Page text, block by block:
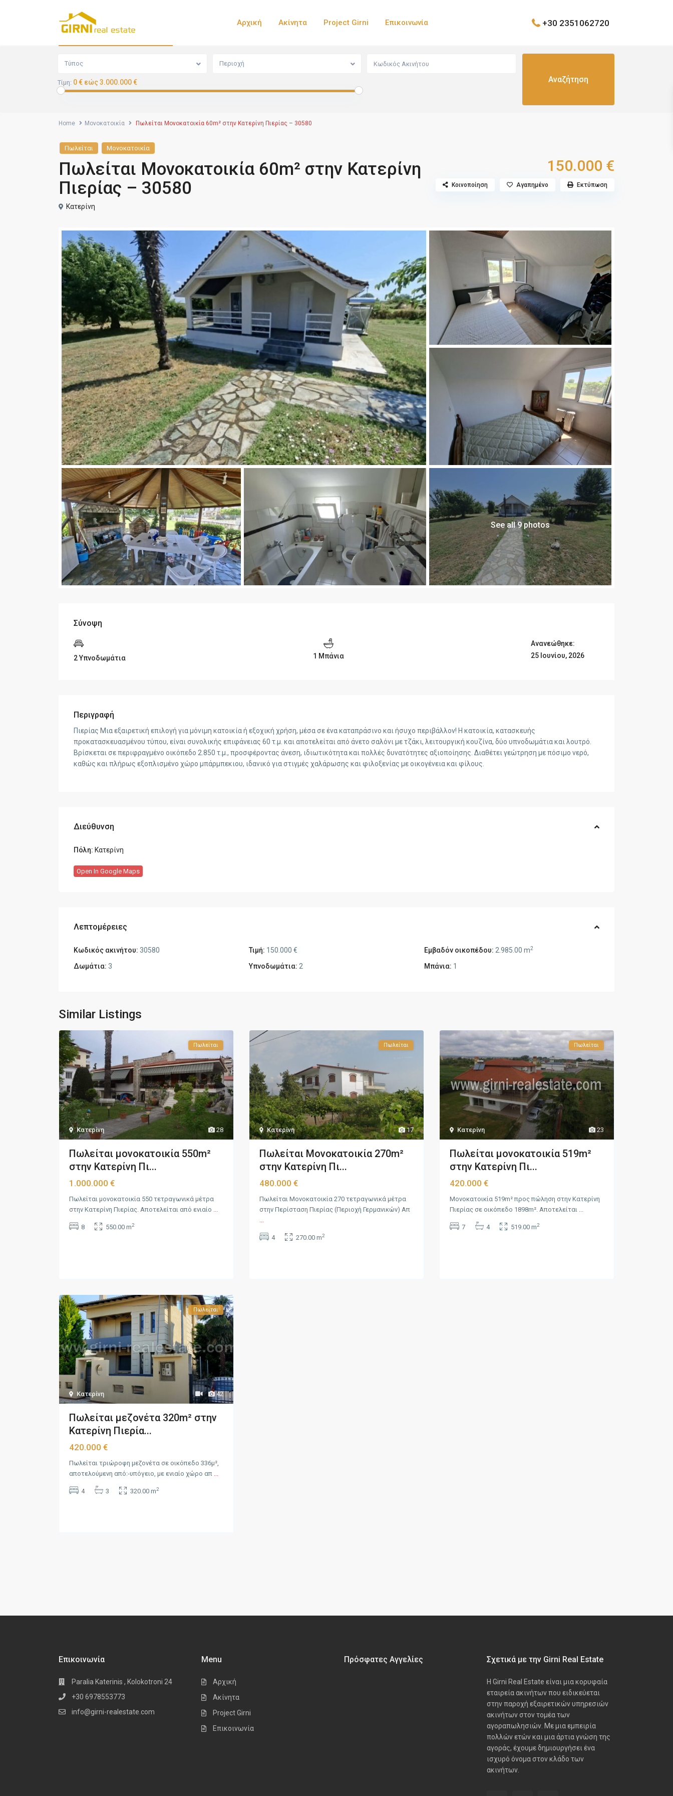
Αρχική Ακίνητα Project Girni Επικοινωνία +30 2351062720
Τύπος Περιοχή
Τίμη: 0 € εώς 3.000.000 €
Home Μονοκατοικία Πωλείται Μονοκατοικία 60m² στην Κατερίνη Πιερίας – 30580
Πωλείται Μονοκατοικία
Πωλείται Μονοκατοικία 60m² στην Κατερίνη
Πιερίας – 30580
150.000 €
Κατερίνη
Κοινοποίηση Αγαπημένο Εκτύπωση
See all 9 photos
Σύνοψη
2 Υπνοδωμάτια 1 Μπάνια
Ανανεώθηκε:
25 Ιουνίου, 2026
Περιγραφή
Πιερίας Μια εξαιρετική επιλογή για μόνιμη κατοικία ή εξοχική χρήση, μέσα σε ένα καταπράσινο και ήσυχο περιβάλλον! Η κατοικία, κατασκευής
προκατασκευασμένου τύπου, είναι συνολικής επιφάνειας 60 τ.μ. και αποτελείται από άνετο σαλόνι με τζάκι, λειτουργική κουζίνα, δύο υπνοδωμάτια και λουτρό.
Βρίσκεται σε περιφραγμένο οικόπεδο 2.850 τ.μ., προσφέροντας άνεση, ιδιωτικότητα και πολλές δυνατότητες αξιοποίησης. Διαθέτει γεώτρηση με πόσιμο νερό,
καθώς και πλήρως εξοπλισμένο χώρο μπάρμπεκιου, ιδανικό για στιγμές χαλάρωσης και φιλοξενίας με οικογένεια και φίλους.
Διεύθυνση
Πόλη: Κατερίνη
Open In Google Maps
Λεπτομέρειες
Κωδικός ακινήτου: 30580 Τιμή: 150.000 € Εμβαδόν οικοπέδου: 2.985.00 m2
Δωμάτια: 3 Υπνοδωμάτια: 2 Μπάνια: 1
Similar Listings
28
Κατερίνη
Πωλείται
Πωλείται μονοκατοικία 550m²
στην Κατερίνη Πι...
1.000.000 €
Πωλείται μονοκατοικία 550 τετραγωνικά μέτρα
στην Κατερίνη Πιερίας. Αποτελείται από ενιαίο
8 550.00 m2
17
Κατερίνη
Πωλείται
Πωλείται Μονοκατοικία 270m²
στην Κατερίνη Πι...
480.000 €
Πωλείται Μονοκατοικία 270 τετραγωνικά μέτρα
στην Περίσταση Πιερίας (Περιοχή Γερμανικών) Απ
4 270.00 m2
23
Κατερίνη
Πωλείται
Πωλείται μονοκατοικία 519m²
στην Κατερίνη Πι...
420.000 €
Μονοκατοικία 519m² προς πώληση στην Κατερίνη
Πιερίας σε οικόπεδο 1898m². Αποτελείται
7 4 519.00 m2
42
Κατερίνη
Πωλείται
Πωλείται μεζονέτα 320m² στην
Κατερίνη Πιερία...
420.000 €
Πωλείται τριώροφη μεζονέτα σε οικόπεδο 336μ²,
αποτελούμενη από:-υπόγειο, με ενιαίο χώρο απ
4 3 320.00 m2
Επικοινωνία
Paralia Katerinis , Kolokotroni 24
+30 6978553773
info@girni-realestate.com
Menu
Αρχική
Ακίνητα
Project Girni
Επικοινωνία
Πρόσφατες Αγγελίες Σχετικά με την Girni Real Estate
Η Girni Real Estate είναι μια κορυφαία
εταιρεία ακινήτων που ειδικεύεται
στην παροχή εξαιρετικών υπηρεσιών
ακινήτων στον τομέα των
αγοραπωλησιών. Με μια εμπειρία
πολλών ετών και μια άρτια γνώση της
αγοράς, έχουμε δημιουργήσει ένα
ισχυρό όνομα στον κλάδο των
ακινήτων.